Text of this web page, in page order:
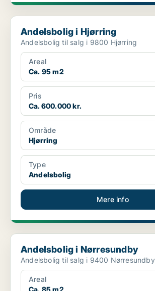
Andelsbolig i Hjørring
Andelsbolig i Hjørring
Andelsbolig til salg i 9800 Hjørring
Areal
Ca. 95 m2
Pris
Ca. 600.000 kr.
Område
Hjørring
Type
Andelsbolig
Mere info
Andelsbolig i Nørresundby
Andelsbolig i Nørresundby
Andelsbolig til salg i 9400 Nørresundby
Areal
Ca. 85 m2